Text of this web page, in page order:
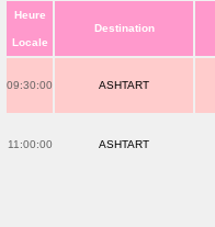
Heure
Locale
Destination
09:30:00 ASHTART
11:00:00 ASHTART